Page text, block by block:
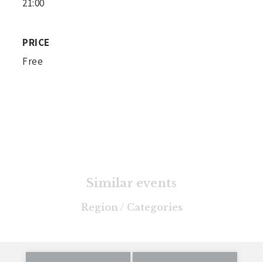
21:00
PRICE
Free
Similar events
Region / Categories